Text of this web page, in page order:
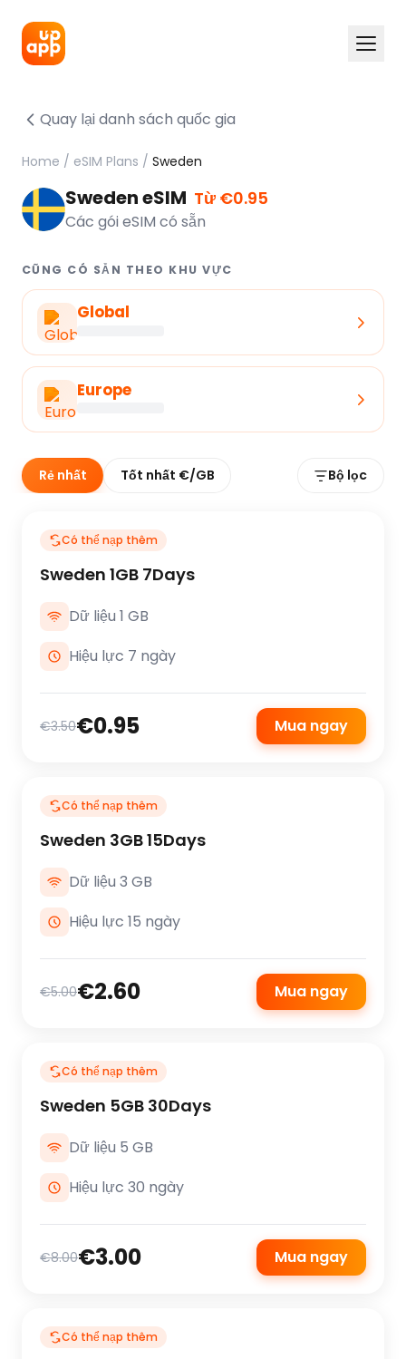
Quay lại danh sách quốc gia
Home / eSIM Plans / Sweden
Sweden eSIM Từ €0.95
Các gói eSIM có sẵn
CŨNG CÓ SẴN THEO KHU VỰC
Global
Europe
Rẻ nhất Tốt nhất €/GB Bộ lọc
Có thể nạp thêm
Sweden 1GB 7Days
Dữ liệu 1 GB
Hiệu lực 7 ngày
€3.50€0.95 Mua ngay
Có thể nạp thêm
Sweden 3GB 15Days
Dữ liệu 3 GB
Hiệu lực 15 ngày
€5.00€2.60 Mua ngay
Có thể nạp thêm
Sweden 5GB 30Days
Dữ liệu 5 GB
Hiệu lực 30 ngày
€8.00€3.00 Mua ngay
Có thể nạp thêm